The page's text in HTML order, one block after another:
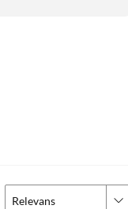
Relevans